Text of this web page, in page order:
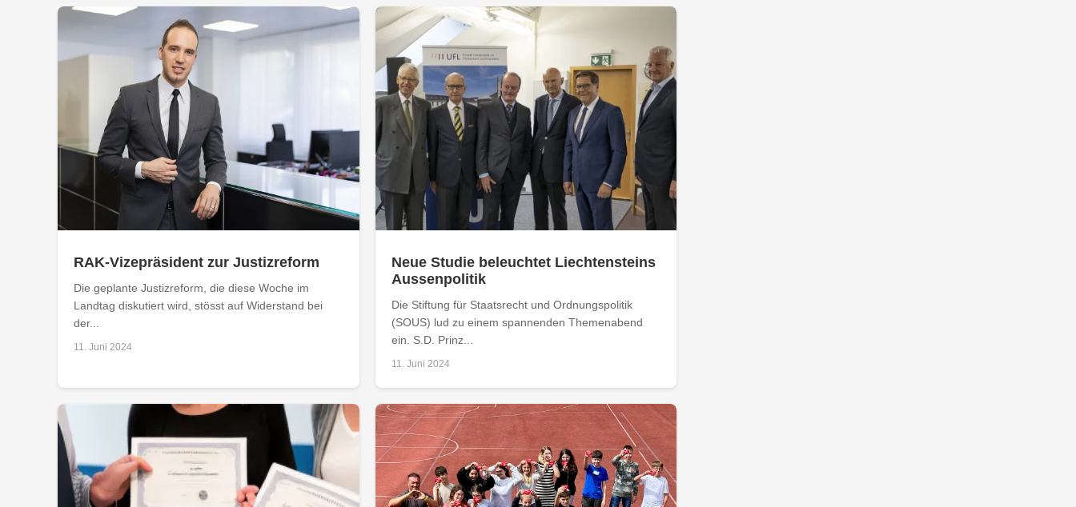
RAK-Vizepräsident zur Justizreform
Die geplante Justizreform, die diese Woche im
Landtag diskutiert wird, stösst auf Widerstand bei
der...
11. Juni 2024
Neue Studie beleuchtet Liechtensteins
Aussenpolitik
Die Stiftung für Staatsrecht und Ordnungspolitik
(SOUS) lud zu einem spannenden Themenabend
ein. S.D. Prinz...
11. Juni 2024